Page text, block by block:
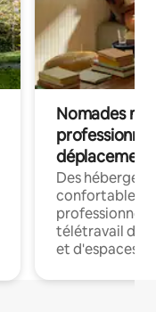
Nomades
déplacement
Des
confortables
professionnels
télétravail
et d'espaces